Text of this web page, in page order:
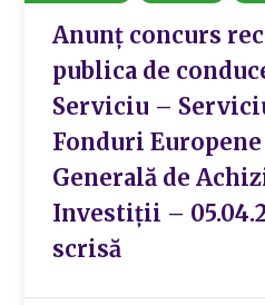
Anunț concurs
publica de
Serviciu –
Fonduri
Generală de
Investiții –
scrisă